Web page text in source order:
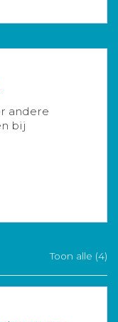
andere
bij
Toon alle (4)